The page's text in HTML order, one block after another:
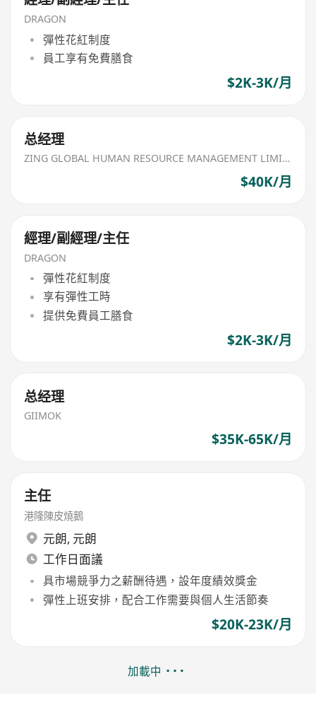
DRAGON
彈性花紅制度
員工享有免費膳食
$2K-3K/月
总经理
ZING GLOBAL HUMAN RESOURCE MANAGEMENT LIMITED
$40K/月
經理/副經理/主任
DRAGON
彈性花紅制度
享有彈性工時
提供免費員工膳食
$2K-3K/月
总经理
GIIMOK
$35K-65K/月
主任
港隆陳皮燒鵝
元朗, 元朗
工作日面議
具市場競爭力之薪酬待遇，設年度績效獎金
彈性上班安排，配合工作需要與個人生活節奏
$20K-23K/月
加載中